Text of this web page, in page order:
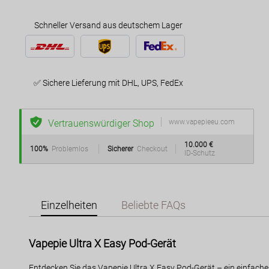
Schneller Versand aus deutschem Lager
✅ Sichere Lieferung mit DHL, UPS, FedEx
Vertrauenswürdiger Shop www.vapepieeu.com
100% Problemlos Sicherer Checkout
10.000 €
ID-Schutz
Einzelheiten Beliebte FAQs
Vapepie Ultra X Easy Pod-Gerät